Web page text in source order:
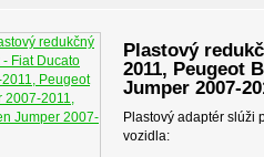
Plastový
2011, Peugeot
Jumper 2007-
Plastový adaptér slúži
vozidla: